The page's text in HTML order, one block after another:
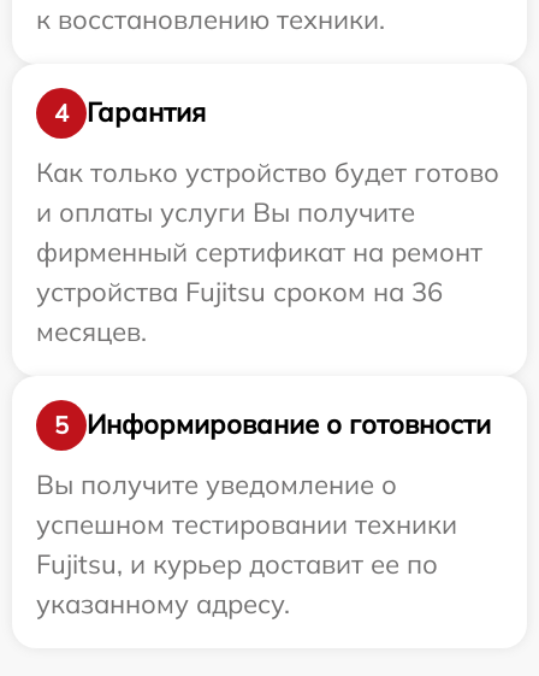
к восстановлению техники.
4
Гарантия
Как только устройство будет готово
и оплаты услуги Вы получите
фирменный сертификат на ремонт
устройства Fujitsu сроком на 36
месяцев.
5
Информирование о готовности
Вы получите уведомление о
успешном тестировании техники
Fujitsu, и курьер доставит ее по
указанному адресу.